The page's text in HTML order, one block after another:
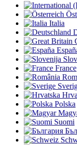
Italia
France
Polska
Suomi